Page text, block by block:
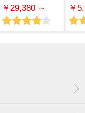
￥29,380 ～ ￥